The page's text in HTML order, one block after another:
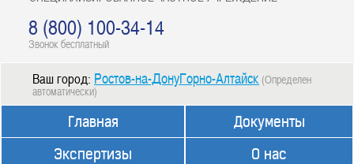
8 (800) 100-34-14
Звонок бесплатный
Ваш город: Ростов-на-ДонуГорно-Алтайск (Определен
автоматически)
Главная
Экспертизы
Документы
О нас